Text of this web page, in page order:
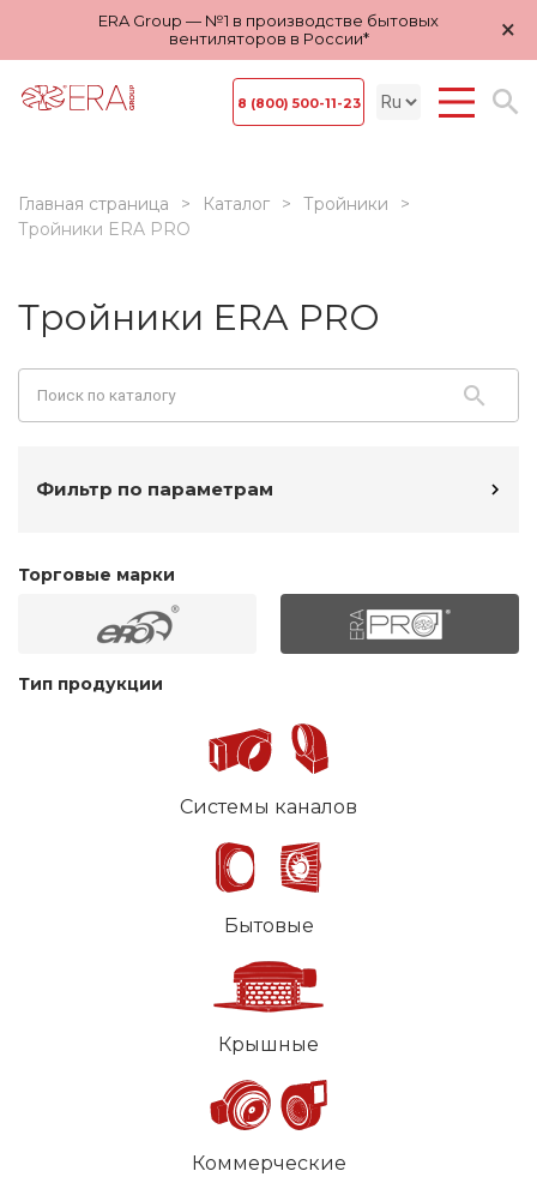
ERA Group — №1 в производстве бытовых
вентиляторов в России*
×
8 (800) 500-11-23
Главная страница Каталог
Тройники
Тройники ERA PRO
Тройники ERA PRO
Фильтр по параметрам
Торговые марки
Тип продукции
Системы каналов
Бытовые
Крышные
Коммерческие